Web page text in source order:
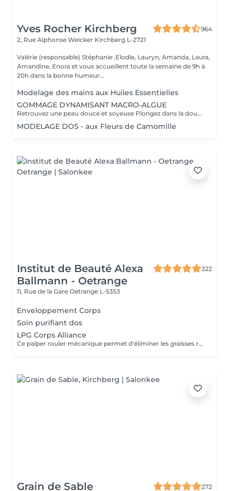
Yves Rocher Kirchberg
964
2, Rue Alphonse Weicker Kirchberg L-2721
Valérie (responsable) Stéphanie ,Elodie, Lauryn, Amanda, Laura,
Amandine, Enora et vous accueillent toute la semaine de 9h à
20h dans la bonne humeur...
Modelage des mains aux Huiles Essentielles
GOMMAGE DYNAMISANT MACRO-ALGUE
Retrouvez une peau douce et soyeuse Plongez dans la douceur tropicale dIndonésie à travers les notes épicées des huiles essentielles de Girofle et de Muscade. Ce gommage aux effluves chauds et naturels vous transporte tout en exfoliant délicatement votre peau : elle est douce, lumineuse et satinée.
MODELAGE DOS - aux Fleurs de Camomille
Institut de Beauté Alexa
Ballmann - Oetrange
322
11, Rue de la Gare Oetrange L-5353
Enveloppement Corps
Soin purifiant dos
LPG Corps Alliance
Ce palper rouler mécanique permet d'éliminer les graisses résistantes à l'exercice physique et aux régimes grâce à la technologie Lipomassage. En bref il permet de : DESTOCKER, RAFFERMIR, RESCULPTER, LISSER
Grain de Sable
272